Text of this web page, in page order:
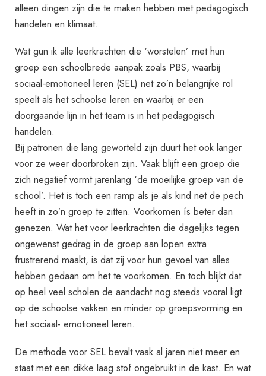
alleen dingen zijn die te maken hebben met pedagogisch
handelen en klimaat.
Wat gun ik alle leerkrachten die ‘worstelen’ met hun
groep een schoolbrede aanpak zoals PBS, waarbij
sociaal-emotioneel leren (SEL) net zo’n belangrijke rol
speelt als het schoolse leren en waarbij er een
doorgaande lijn in het team is in het pedagogisch
handelen.
Bij patronen die lang geworteld zijn duurt het ook langer
voor ze weer doorbroken zijn. Vaak blijft een groep die
zich negatief vormt jarenlang ‘de moeilijke groep van de
school’. Het is toch een ramp als je als kind net de pech
heeft in zo’n groep te zitten. Voorkomen ís beter dan
genezen. Wat het voor leerkrachten die dagelijks tegen
ongewenst gedrag in de groep aan lopen extra
frustrerend maakt, is dat zij voor hun gevoel van alles
hebben gedaan om het te voorkomen. En toch blijkt dat
op heel veel scholen de aandacht nog steeds vooral ligt
op de schoolse vakken en minder op groepsvorming en
het sociaal- emotioneel leren.
De methode voor SEL bevalt vaak al jaren niet meer en
staat met een dikke laag stof ongebruikt in de kast. En wat